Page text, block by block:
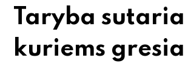
Taryba
kuriems